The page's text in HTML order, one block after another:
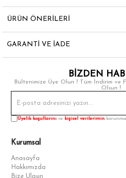
ÜRÜN ÖNERILERI
GARANTI VE İADE
BİZDEN
Bültenimize Üye Olun ! Tüm İndirim ve
Olsun !
Üyelik koşullarını ve kişisel verilerimin
Kurumsal
Anasayfa
Hakkımızda
Bize Ulaşın